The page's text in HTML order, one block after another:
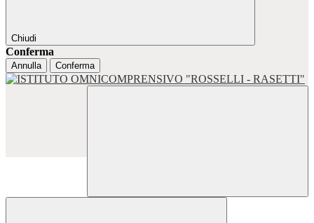
Chiudi
Conferma
Annulla Conferma